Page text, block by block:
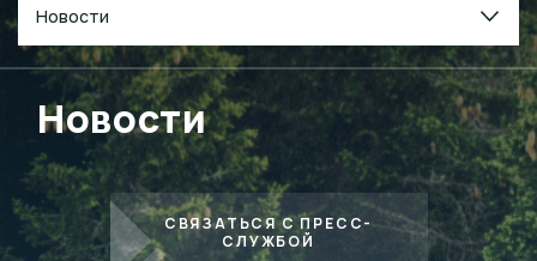
Новости
Новости
СВЯЗАТЬСЯ С ПРЕСС-
СЛУЖБОЙ